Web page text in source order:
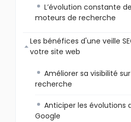
L’évolution constante
moteurs de recherche
Les bénéfices d'une veille
votre site web
Améliorer sa visibilité
recherche
Anticiper les évolutions
Google